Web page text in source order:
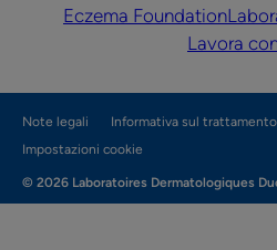
Eczema Foundation
Lavora
Note legali
Informativa sul
Impostazioni cookie
© 2026 Laboratoires Dermatologiques